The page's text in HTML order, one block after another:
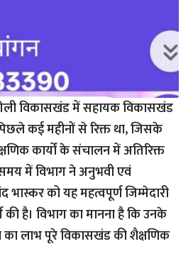
विकासखंड में सहायक विकासखंड
कई महीनों से रिक्त था, जिसके
कार्यों के संचालन में अतिरिक्त
में विभाग ने अनुभवी एवं
को यह महत्वपूर्ण जिम्मेदारी
की है। विभाग का मानना है कि उनके
लाभ पूरे विकासखंड की शैक्षणिक